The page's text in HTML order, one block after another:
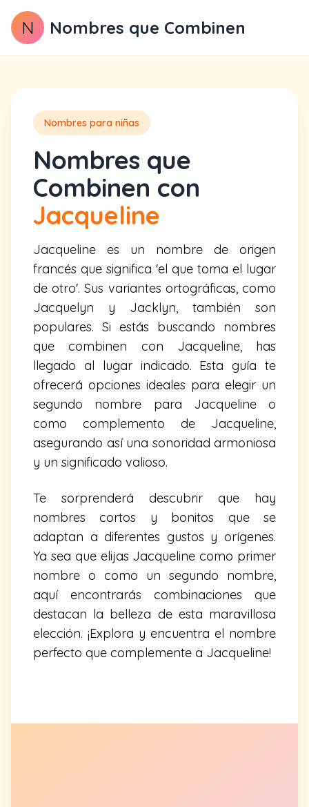
N Nombres que Combinen
Nombres para niñas
Nombres que
Combinen con
Jacqueline
Jacqueline es un nombre de origen
francés que significa 'el que toma el lugar
de otro'. Sus variantes ortográficas, como
Jacquelyn y Jacklyn, también son
populares. Si estás buscando nombres
que combinen con Jacqueline, has
llegado al lugar indicado. Esta guía te
ofrecerá opciones ideales para elegir un
segundo nombre para Jacqueline o
como complemento de Jacqueline,
asegurando así una sonoridad armoniosa
y un significado valioso.
Te sorprenderá descubrir que hay
nombres cortos y bonitos que se
adaptan a diferentes gustos y orígenes.
Ya sea que elijas Jacqueline como primer
nombre o como un segundo nombre,
aquí encontrarás combinaciones que
destacan la belleza de esta maravillosa
elección. ¡Explora y encuentra el nombre
perfecto que complemente a Jacqueline!